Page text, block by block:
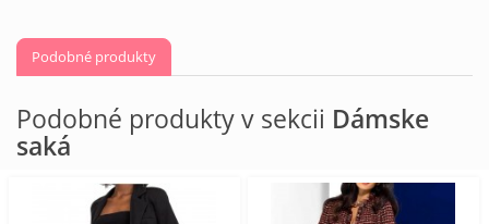
Podobné produkty
Podobné produkty v sekcii Dámske
saká